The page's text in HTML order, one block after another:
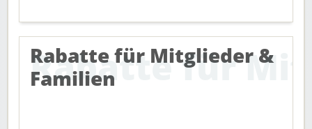
Rabatte für Mitglieder &
Familien